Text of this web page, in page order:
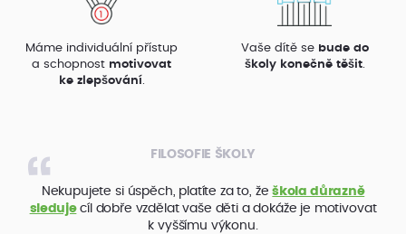
Máme individuální přístup
a schopnost motivovat
ke zlepšování.
Vaše dítě se bude do
školy konečně těšit.
FILOSOFIE ŠKOLY
Nekupujete si úspěch, platíte za to, žeškola důrazně
sledujecíl dobře vzdělat vaše děti a dokáže je motivovat
k vyššímu výkonu.